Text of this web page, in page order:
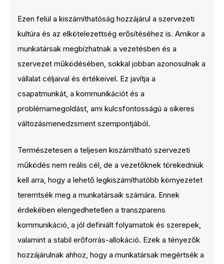
Ezen felül a kiszámíthatóság hozzájárul a szervezeti
kultúra és az elkötelezettség erősítéséhez is. Amikor a
munkatársak megbízhatnak a vezetésben és a
szervezet működésében, sokkal jobban azonosulnak a
vállalat céljaival és értékeivel. Ez javítja a
csapatmunkát, a kommunikációt és a
problémamegoldást, ami kulcsfontosságú a sikeres
változásmenedzsment szempontjából.
Természetesen a teljesen kiszámítható szervezeti
működés nem reális cél, de a vezetőknek törekedniük
kell arra, hogy a lehető legkiszámíthatóbb környezetet
teremtsék meg a munkatársaik számára. Ennek
érdekében elengedhetetlen a transzparens
kommunikáció, a jól definiált folyamatok és szerepek,
valamint a stabil erőforrás-allokáció. Ezek a tényezők
hozzájárulnak ahhoz, hogy a munkatársak megértsék a